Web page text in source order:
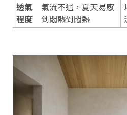
透氣
程度
氣流不通，夏天易感
到悶熱到悶熱